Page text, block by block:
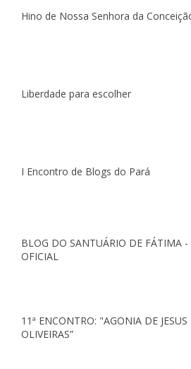
Hino de Nossa Senhora da
Liberdade para escolher
I Encontro de Blogs do Pará
BLOG DO SANTUÁRIO DE FÁTIMA -
OFICIAL
11ª ENCONTRO: "AGONIA DE
OLIVEIRAS”